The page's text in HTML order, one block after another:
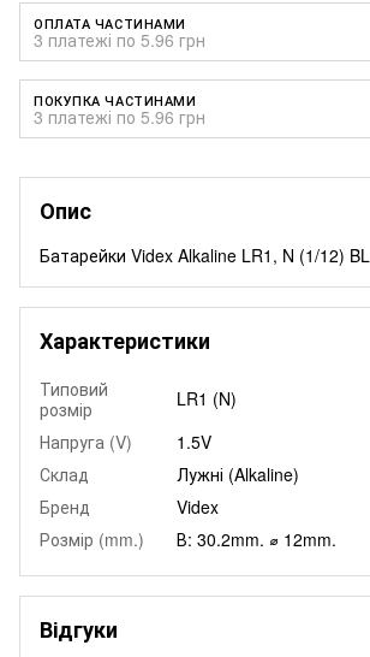
ОПЛАТА ЧАСТИНАМИ
3 платежі по 5.96 грн
ПОКУПКА ЧАСТИНАМИ
3 платежі по 5.96 грн
Опис
Батарейки Videx Alkaline LR1, N (1/12) BL
Характеристики
Типовий
розмір
LR1 (N)
Напруга (V)
1.5V
Склад
Лужні (Alkaline)
Бренд
Videx
Розмір (mm.)
В: 30.2mm. ⌀ 12mm.
Відгуки